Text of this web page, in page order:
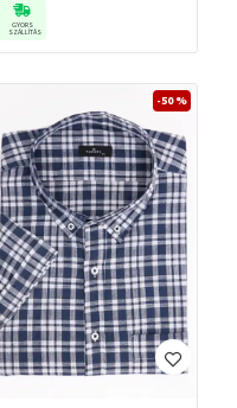
GYORS
SZÁLLÍTÁS
-50 %